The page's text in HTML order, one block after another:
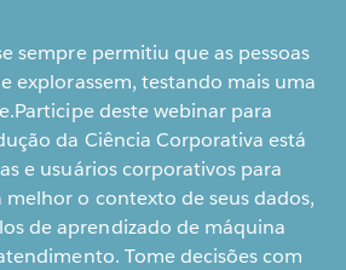
sempre permitiu que as pessoas
explorassem, testando mais uma
deste webinar para
da Ciência Corporativa está
e usuários corporativos para
o contexto de seus dados,
de aprendizado de máquina
Tome decisões com